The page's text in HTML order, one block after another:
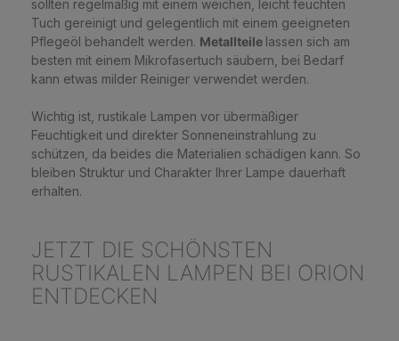
sollten regelmäßig mit einem weichen, leicht feuchten
Tuch gereinigt und gelegentlich mit einem geeigneten
Pflegeöl behandelt werden. Metallteile lassen sich am
besten mit einem Mikrofasertuch säubern, bei Bedarf
kann etwas milder Reiniger verwendet werden.
Wichtig ist, rustikale Lampen vor übermäßiger
Feuchtigkeit und direkter Sonneneinstrahlung zu
schützen, da beides die Materialien schädigen kann. So
bleiben Struktur und Charakter Ihrer Lampe dauerhaft
erhalten.
JETZT DIE SCHÖNSTEN
RUSTIKALEN LAMPEN BEI ORION
ENTDECKEN